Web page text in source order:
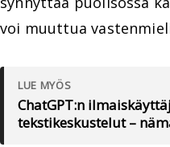
voi muuttua
LUE MYÖS
ChatGPT:n
tekstikeskustelut –